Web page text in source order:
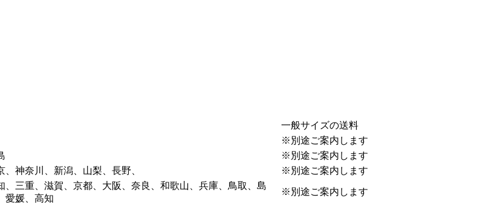
一般サイズの送料
※別途ご案内します
※別途ご案内します
神奈川、新潟、山梨、長野、 ※別途ご案内します
三重、滋賀、京都、大阪、奈良、和歌山、兵庫、鳥取、島
愛媛、高知
※別途ご案内します